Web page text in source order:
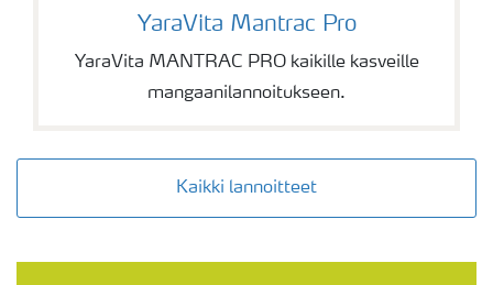
YaraVita Mantrac Pro
YaraVita Mantrac Pro
YaraVita MANTRAC PRO kaikille kasveille
mangaanilannoitukseen.
Kaikki lannoitteet